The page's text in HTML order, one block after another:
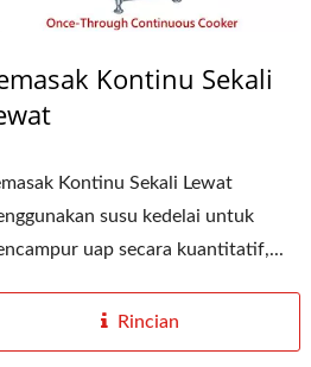
Kontinu Sekali
Kontinu Sekali Lewat
susu kedelai untuk
uap secara kuantitatif,...
Rincian